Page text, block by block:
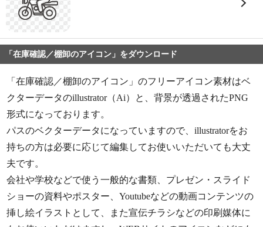
「在庫確認／棚卸のアイコン」をダウンロード
「在庫確認／棚卸のアイコン」のフリーアイコン素材はベ
クターデータのillustrator（Ai）と、背景が透過されたPNG
形式になっております。
パスのベクターデータになっていますので、illustratorをお
持ちの方は必要に応じて編集してお使いいただいても大丈
夫です。
会社や学校などで使う一般的な書類、プレゼン・スライド
ショーの資料やポスター、Youtubeなどの動画コンテンツの
挿し絵イラストとして、また宣伝チラシなどの印刷媒体に